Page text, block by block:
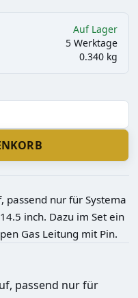
Auf Lager
5 Werktage
0.340 kg
passend nur für Systema
inch. Dazu im Set ein
Gas Leitung mit Pin.
passend nur für